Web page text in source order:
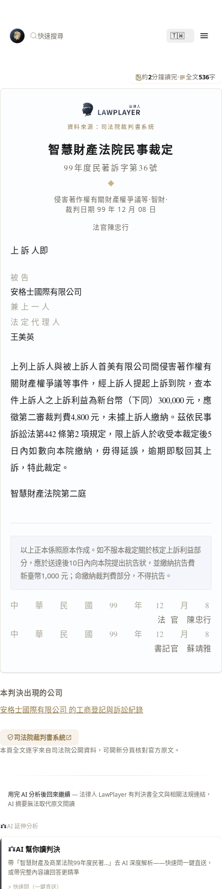
快速搜尋 🇹🇼
約2分鐘讀完· 全文536字
資料來源：司法院裁判書系統
智慧財產法院民事裁定
99年度民著訴字第36號
侵害著作權有關財產權爭議等·智財·
裁判日期 99 年 12 月 08 日
法官陳忠行
上 訴 人即
被告
安格士國際有限公司
兼上一人
法定代理人
王美英
上列上訴人與被上訴人首美有限公司間侵害著作權有
關財產權爭議等事件，經上訴人提起上訴到院，查本
件上訴人之上訴利益為新台幣（下同）300,000 元，應
徵第二審裁判費4,800 元，未據上訴人繳納。茲依民事
訴訟法第442 條第2 項規定，限上訴人於收受本裁定後5
日內如數向本院繳納，毋得延誤，逾期即駁回其上
訴，特此裁定。
智慧財產法院第二庭
以上正本係照原本作成。如不服本裁定關於核定上訴利益部
分，應於送達後10日內向本院提出抗告狀，並繳納抗告費
新臺幣1,000 元；命繳納裁判費部分，不得抗告。
中　　華　　民　　國　　99　　年　  12　　月　　8　
  　                            法  官　陳忠行
中　　華　　民　　國　　99　　年　  12　　月　　8　
書記官　蘇靖雅
本判決出現的公司
安格士國際有限公司 的工商登記與訴訟紀錄
司法院裁判書系統
本頁全文逐字來自司法院公開資料，可開新分頁核對官方原文。
用完 AI 分析後回來繼續— 法律人 LawPlayer 有判決書全文與相關法規連結，
AI 摘要無法取代原文閱讀
AI 延伸分析
AI 幫你讀判決
帶「智慧財產及商業法院99年度民著…」去 AI 深度解析——快速問一鍵直送，
或帶完整內容讓回答更精準
⚡ 快速問（一鍵直送）
複
文